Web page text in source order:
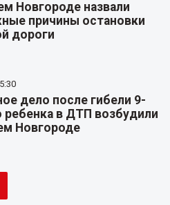
Новгороде назвали
причины остановки
дороги
дело после гибели 9-
ребенка в ДТП возбудили
Новгороде